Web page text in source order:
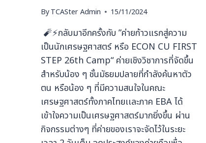
ByTCASter Admin 15/11/2024
🧨⚡กลับมาอีกครั้งกับ ”ค่ายก้าวแรกสู่ความ
เป็นนักเศรษฐศาสตร์ หรือ ECON CU FIRST
STEP 26th Camp“ ค่ายเชิงวิชาการที่จัดขึ้น
สำหรับน้อง ๆ ชั้นมัธยมปลายที่กำลังค้นหาตัว
ตน หรือน้อง ๆ ที่มีความสนใจในคณะ
เศรษฐศาสตร์ทั้งภาคไทยเเละภาค EBA ได้
เข้าใจความเป็นเศรษฐศาสตร์มากยิ่งขึ้น ผ่าน
กิจกรรมต่างๆ ที่ค่ายของเราจะจัดไว้ในระยะ